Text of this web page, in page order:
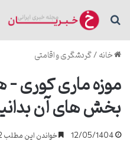
جستجو برای
خانه/گردشگری و اقامتی
موزه ماری کوری –
بخش های آن
12/05/1404 خواندن این مطلب 12 دقیقه زمان میبرد